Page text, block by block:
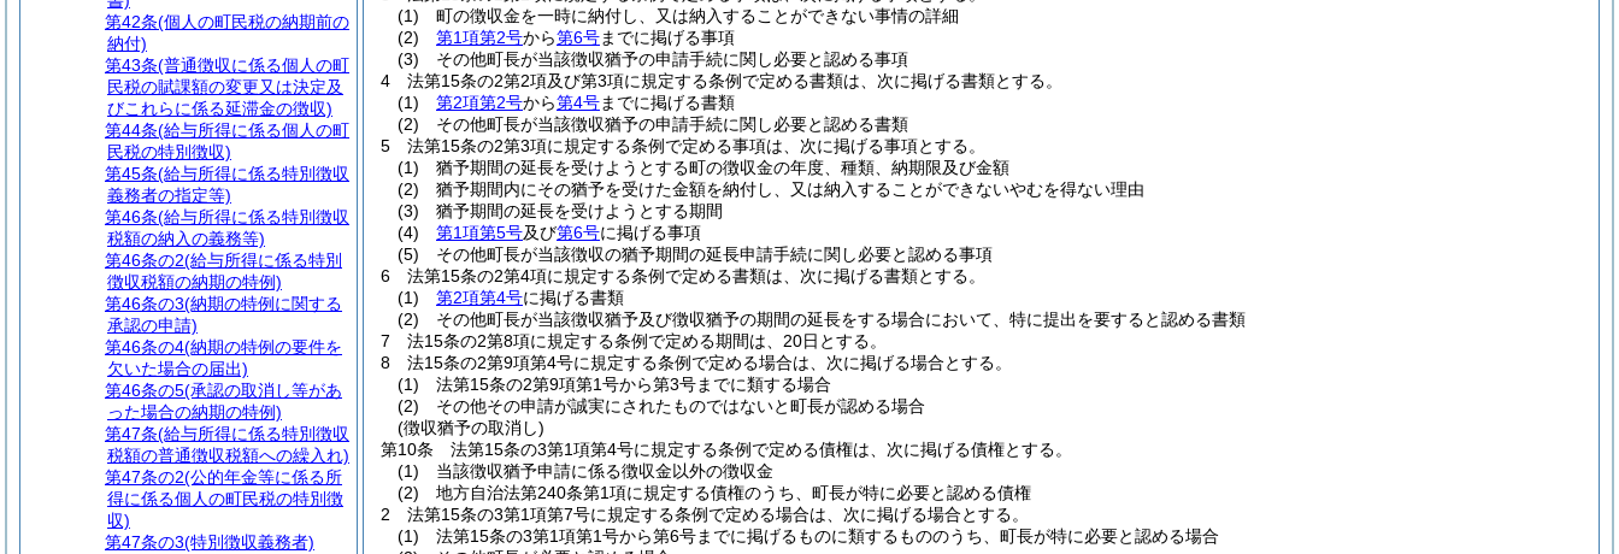
(1)
町の徴収金を一時に納付し、又は納入することができない事情の詳細
(2)
第1項第2号から第6号までに掲げる事項
(3)
その他町長が当該徴収猶予の申請手続に関し必要と認める事項
4
法第15条の2第2項及び第3項に規定する条例で定める書類は、次に掲げる書類とする。
(1)
第2項第2号から第4号までに掲げる書類
(2)
その他町長が当該徴収猶予の申請手続に関し必要と認める書類
5
法第15条の2第3項に規定する条例で定める事項は、次に掲げる事項とする。
(1)
猶予期間の延長を受けようとする町の徴収金の年度、種類、納期限及び金額
(2)
猶予期間内にその猶予を受けた金額を納付し、又は納入することができないやむを得ない理由
(3)
猶予期間の延長を受けようとする期間
(4)
第1項第5号及び第6号に掲げる事項
(5)
その他町長が当該徴収の猶予期間の延長申請手続に関し必要と認める事項
6
法第15条の2第4項に規定する条例で定める書類は、次に掲げる書類とする。
(1)
第2項第4号に掲げる書類
(2)
その他町長が当該徴収猶予及び徴収猶予の期間の延長をする場合において、特に提出を要すると認める書類
7
法15条の2第8項に規定する条例で定める期間は、20日とする。
8
法15条の2第9項第4号に規定する条例で定める場合は、次に掲げる場合とする。
(1)
法第15条の2第9項第1号から第3号までに類する場合
(2)
その他その申請が誠実にされたものではないと町長が認める場合
(徴収猶予の取消し)
第10条
法第15条の3第1項第4号に規定する条例で定める債権は、次に掲げる債権とする。
(1)
当該徴収猶予申請に係る徴収金以外の徴収金
(2)
地方自治法第240条第1項に規定する債権のうち、町長が特に必要と認める債権
2
法第15条の3第1項第7号に規定する条例で定める場合は、次に掲げる場合とする。
(1)
法第15条の3第1項第1号から第6号までに掲げるものに類するもののうち、町長が特に必要と認める場合
第42条(個人の町民税の納期前の
納付)
第43条(普通徴収に係る個人の町
民税の賦課額の変更又は決定及
びこれらに係る延滞金の徴収)
第44条(給与所得に係る個人の町
民税の特別徴収)
第45条(給与所得に係る特別徴収
義務者の指定等)
第46条(給与所得に係る特別徴収
税額の納入の義務等)
第46条の2(給与所得に係る特別
徴収税額の納期の特例)
第46条の3(納期の特例に関する
承認の申請)
第46条の4(納期の特例の要件を
欠いた場合の届出)
第46条の5(承認の取消し等があ
った場合の納期の特例)
第47条(給与所得に係る特別徴収
税額の普通徴収税額への繰入れ)
第47条の2(公的年金等に係る所
得に係る個人の町民税の特別徴
収)
第47条の3(特別徴収義務者)